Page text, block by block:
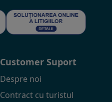
Customer Suport
Despre noi
Contract cu turistul